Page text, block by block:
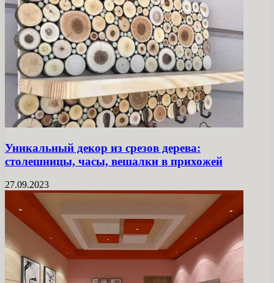
Уникальный декор из срезов дерева:
столешницы, часы, вешалки в прихожей
27.09.2023